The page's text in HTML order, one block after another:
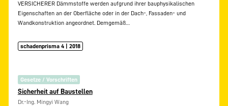
VERSICHERER Dämmstoffe werden aufgrund ihrer bauphysikalischen
Eigenschaften an der Oberfläche oder in der Dach-, Fassaden- und
Wandkonstruktion angeordnet. Demgemäß…
schadenprisma 4 | 2018
Gesetze / Vorschriften
Sicherheit auf Baustellen
Dr.-Ing. Mingyi Wang